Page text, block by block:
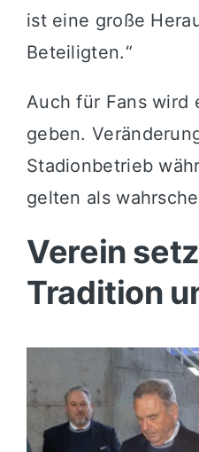
ist eine große
Beteiligten.“
Auch für Fans wird
geben.
Stadionbetrieb
gelten als
Verein
Tradition